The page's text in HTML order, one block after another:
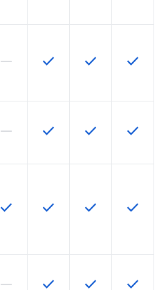
ฟีเจอร์นี้ใช้ไม่ได้กับ SKU นี้
horizontal_rule ฟีเจอร์นี้ใช้ได้กับ SKU
check ฟีเจอร์นี้ใช้ได้กับ
check ฟีเจอร์นี้
check
ฟีเจอร์นี้ใช้ไม่ได้กับ SKU นี้
horizontal_rule ฟีเจอร์นี้ใช้ได้กับ SKU
check ฟีเจอร์นี้ใช้ได้กับ
check ฟีเจอร์นี้
check
ฟีเจอร์นี้ใช้ได้กับ SKU
check ฟีเจอร์นี้ใช้ได้กับ SKU
check ฟีเจอร์นี้ใช้ได้กับ
check ฟีเจอร์นี้
check
ฟีเจอร์นี้ใช้ไม่ได้กับ SKU นี้
horizontal_rule ฟีเจอร์นี้ใช้ได้กับ SKU
check ฟีเจอร์นี้ใช้ได้กับ
check ฟีเจอร์นี้
check